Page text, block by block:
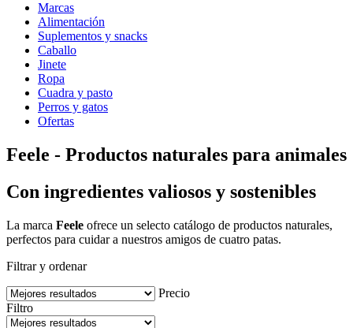
Marcas
Alimentación
Suplementos y snacks
Caballo
Jinete
Ropa
Cuadra y pasto
Perros y gatos
Ofertas
Feele - Productos naturales para animales
Con ingredientes valiosos y sostenibles
La marca Feele ofrece un selecto catálogo de productos naturales,
perfectos para cuidar a nuestros amigos de cuatro patas.
Filtrar y ordenar
Precio
Filtro